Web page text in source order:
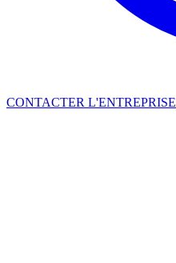
CONTACTER L'ENTREPRISE